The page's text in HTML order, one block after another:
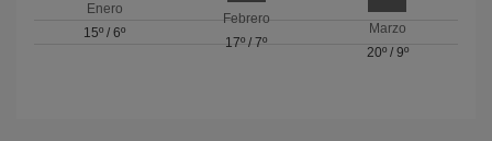
Enero
15º /6º
Febrero
17º / 7º
Marzo
20º/ 9º